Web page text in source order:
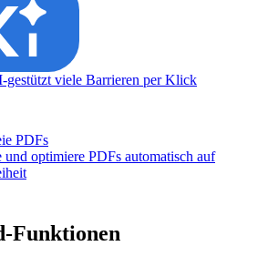
gestützt viele Barrieren per Klick
PDFs
und optimiere PDFs automatisch auf
Funktionen